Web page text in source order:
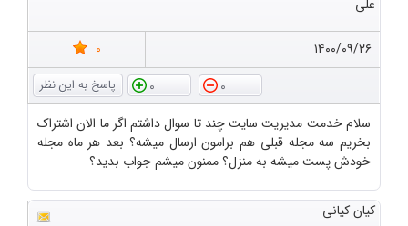
علی
۱۴۰۰/۰۹/۲۶
0
0
0
سلام خدمت مدیریت سایت چند تا سوال داشتم اگر ما الان اشتراک
بخریم سه مجله قبلی هم برامون ارسال میشه؟ بعد هر ماه مجله
خودش پست میشه به منزل؟ ممنون میشم جواب بدید؟
کیان کیانی